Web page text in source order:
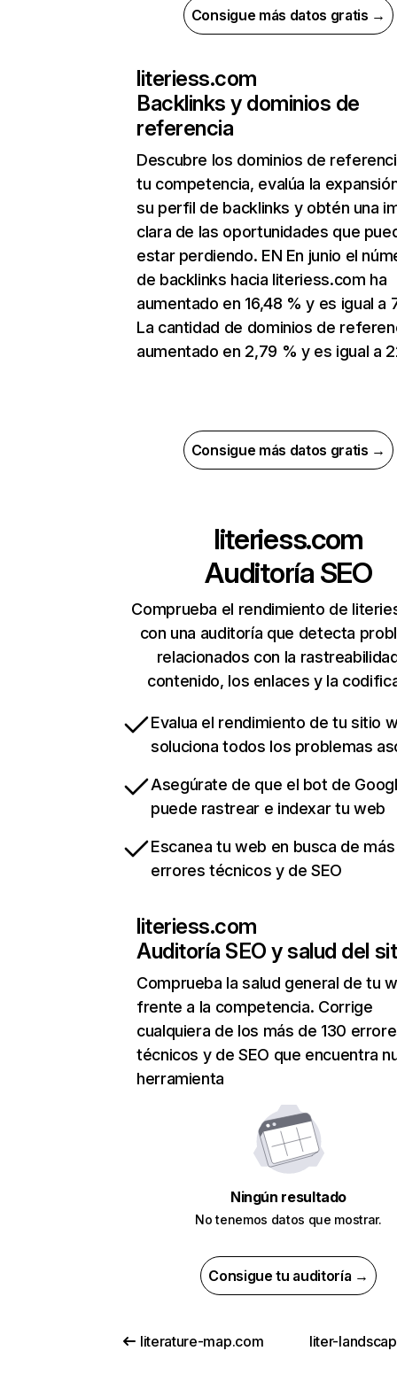
Consigue más datos gratis →
literiess.com
Backlinks y dominios de
referencia
Descubre los dominios de
tu competencia, evalúa la
su perfil de backlinks y obtén una
clara de las oportunidades que
estar perdiendo. EN En junio el
de backlinks hacia literiess.com ha
aumentado en 16,48 % y es igual a
La cantidad de dominios de
aumentado en 2,79 % y es igual a
Consigue más datos gratis →
literiess.com
Auditoría SEO
Comprueba el rendimiento de
con una auditoría que detecta
relacionados con la
contenido, los enlaces y la
Evalua el rendimiento de tu sitio
soluciona todos los problemas
Asegúrate de que el bot de
puede rastrear e indexar tu web
Escanea tu web en busca de
errores técnicos y de SEO
literiess.com
Auditoría SEO y salud del
Comprueba la salud general de tu
frente a la competencia. Corrige
cualquiera de los más de 130
técnicos y de SEO que encuentra
herramienta
Ningún resultado
No tenemos datos que mostrar.
Consigue tu auditoría →
literature-map.com liter-